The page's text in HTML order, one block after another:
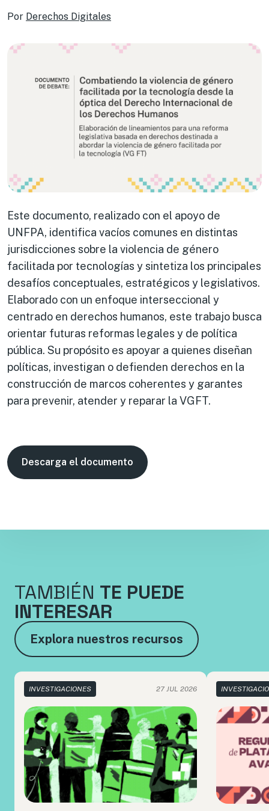
Por Derechos Digitales
Este documento, realizado con el apoyo de
UNFPA, identifica vacíos comunes en distintas
jurisdicciones sobre la violencia de género
facilitada por tecnologías y sintetiza los principales
desafíos conceptuales, estratégicos y legislativos.
Elaborado con un enfoque interseccional y
centrado en derechos humanos, este trabajo busca
orientar futuras reformas legales y de política
pública. Su propósito es apoyar a quienes diseñan
políticas, investigan o defienden derechos en la
construcción de marcos coherentes y garantes
para prevenir, atender y reparar la VGFT.
Descarga el documento
TAMBIÉN TE PUEDE
INTERESAR
Explora nuestros recursos
INVESTIGACIONES 27 JUL 2026